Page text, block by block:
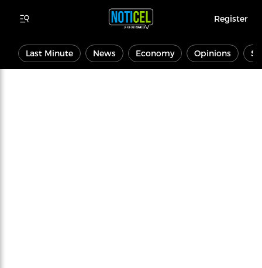
Register
Last Minute News Economy Opinions